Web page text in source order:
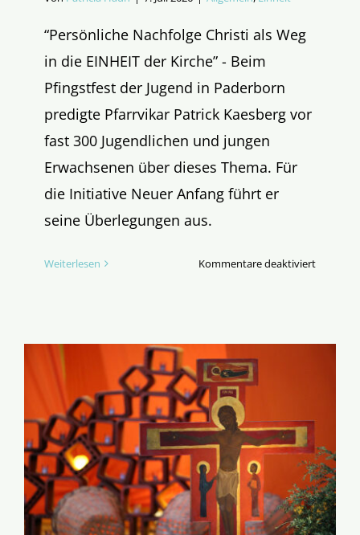
“Persönliche Nachfolge Christi als Weg
in die EINHEIT der Kirche” - Beim
Pfingstfest der Jugend in Paderborn
predigte Pfarrvikar Patrick Kaesberg vor
fast 300 Jugendlichen und jungen
Erwachsenen über dieses Thema. Für
die Initiative Neuer Anfang führt er
seine Überlegungen aus.
Weiterlesen Kommentare deaktiviertfür